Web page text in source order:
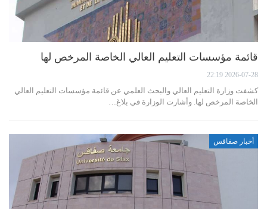
قائمة مؤسسات التعليم العالي الخاصة المرخص لها
2026-07-28 22:19
كشفت وزارة التعليم العالي والبحث العلمي عن قائمة مؤسسات التعليم العالي
الخاصة المرخص لها. وأشارت الوزارة في بلاغ…
أخبار صفاقس